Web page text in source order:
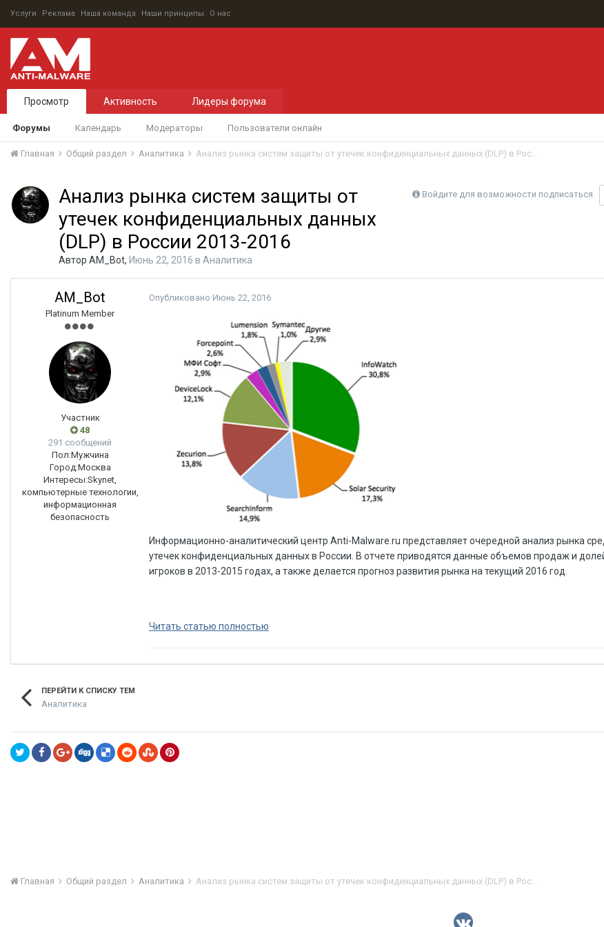
Услуги Реклама Наша команда Наши принципы О нас
Просмотр
Форумы Календарь Модераторы Пользователи онлайн
Активность Лидеры форума
Главная Общий раздел Аналитика Анализ рынка систем защиты от утечек конфиденциальных данных (DLP) в России 2013-2016
Войдите для возможности подписаться
Анализ рынка систем защиты от
утечек конфиденциальных данных
(DLP) в России 2013-2016
Автор AM_Bot, Июнь 22, 2016 в Аналитика
AM_Bot
Platinum Member
Участник
48
291 сообщений
Пол:Мужчина
Город:Москва
Интересы:Skynet,
компьютерные технологии,
информационная
безопасность
Опубликовано Июнь 22, 2016
Информационно-аналитический центр Anti-Malware.ru представляет очередной анализ рынка
утечек конфиденциальных данных в России. В отчете приводятся данные объемов продаж и
игроков в 2013-2015 годах, а также делается прогноз развития рынка на текущий 2016 год.
Читать статью полностью
ПЕРЕЙТИ К СПИСКУ ТЕМ
Аналитика
Главная Общий раздел Аналитика Анализ рынка систем защиты от утечек конфиденциальных данных (DLP) в России 2013-2016